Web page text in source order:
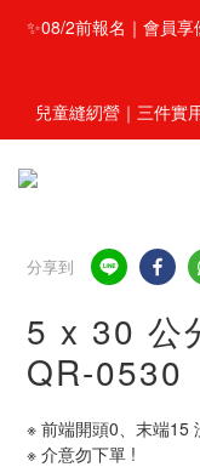
✨08/2前報名｜會員
兒童縫紉營｜三件實
分享到
5 x 30 公
QR-0530
※ 前端開頭0、末端15
※ 介意勿下單 !